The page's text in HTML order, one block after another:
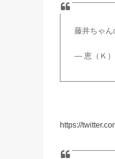
藤井ちゃ
— 恵（Ｋ
https://